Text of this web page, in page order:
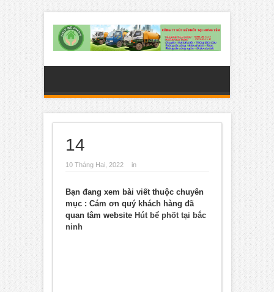
14
10 Tháng Hai, 2022 in
Bạn đang xem bài viết thuộc chuyên
mục : Cám ơn quý khách hàng đã
quan tâm website Hút bể phốt tại bắc
ninh